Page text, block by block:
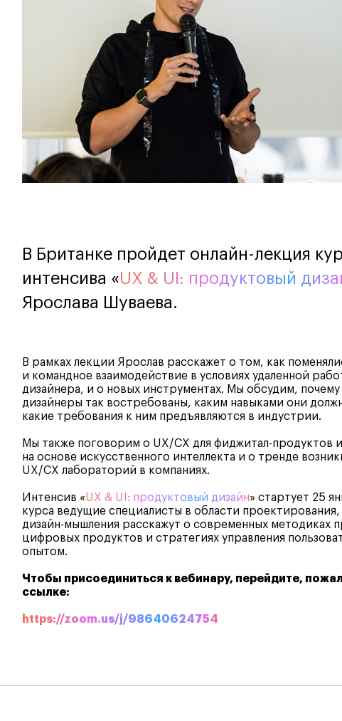
мероприятии
В Британке пройдет онлайн-лекция
интенсива «UX & UI: продуктовый
Ярослава Шуваева.
В рамках лекции Ярослав расскажет о том, как
и командное взаимодействие в условиях удаленной
дизайнера, и о новых инструментах. Мы обсудим, почему
дизайнеры так востребованы, каким навыками они
какие требования к ним предъявляются в индустрии.
Мы также поговорим о UX/CX для фиджитал-продуктов
на основе искусственного интеллекта и о тренде
UX/CX лабораторий в компаниях.
Интенсив «UX & UI: продуктовый дизайн» стартует 25
курса ведущие специалисты в области проектирования,
дизайн-мышления расскажут о современных методиках
цифровых продуктов и стратегиях управления
опытом.
Чтобы присоединиться к вебинару, перейдите,
ссылке:
https://zoom.us/j/98640624754